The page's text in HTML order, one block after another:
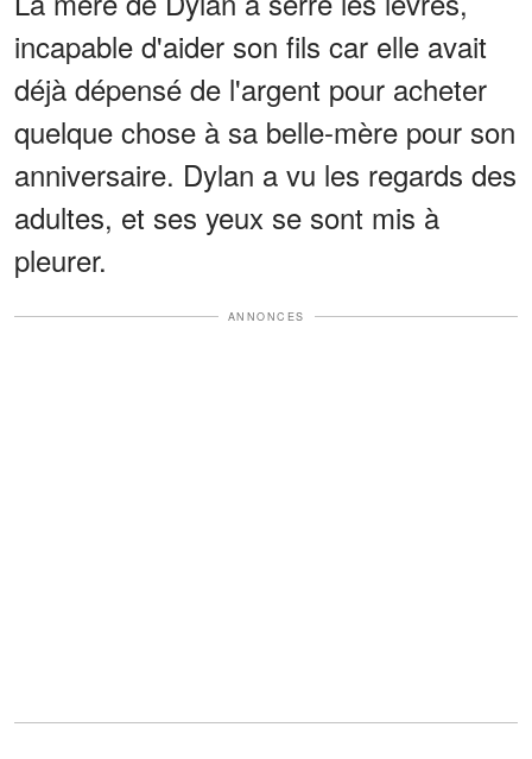
incapable d'aider son fils car elle avait
déjà dépensé de l'argent pour acheter
quelque chose à sa belle-mère pour son
anniversaire. Dylan a vu les regards des
adultes, et ses yeux se sont mis à
pleurer.
ANNONCES